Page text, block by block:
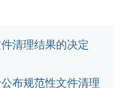
清理结果的决定
布规范性文件清理